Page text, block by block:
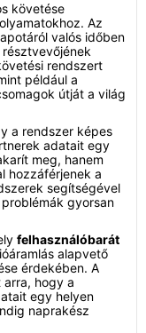
követése
Az
valós időben
rendszert
például a
útját a világ
a rendszer képes
adatait egy
meg, hanem
hozzáférjenek a
segítségével
gyorsan
felhasználóbarát
alapvető
érdekében. A
hogy a
egy helyen
naprakész